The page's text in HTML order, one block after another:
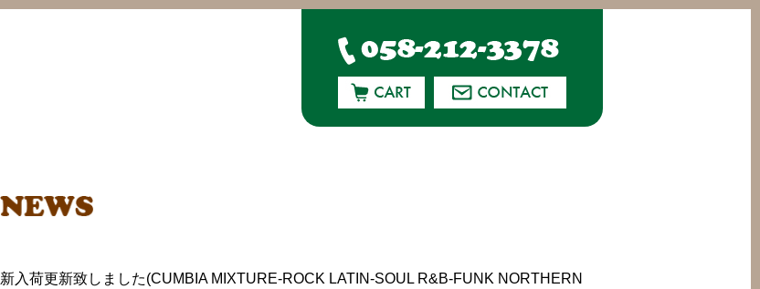
新入荷更新致しました(CUMBIA MIXTURE-ROCK LATIN-SOUL R&B-FUNK NORTHERN